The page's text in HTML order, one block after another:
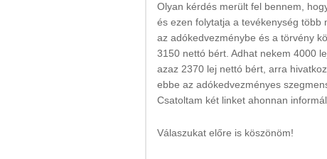
Olyan kérdés merült fel bennem,
és ezen folytatja a tevékenység több
az adókedvezménybe és a törvény
3150 nettó bért. Adhat nekem 4000
azaz 2370 lej nettó bért, arra
ebbe az adókedvezményes
Csatoltam két linket ahonnan
Válaszukat előre is köszönöm!